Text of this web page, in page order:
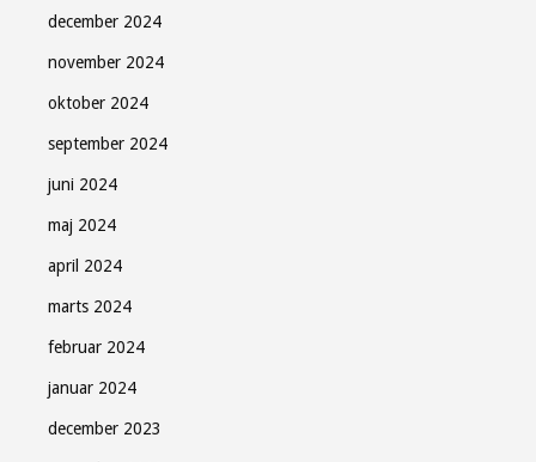
december 2024
november 2024
oktober 2024
september 2024
juni 2024
maj 2024
april 2024
marts 2024
februar 2024
januar 2024
december 2023